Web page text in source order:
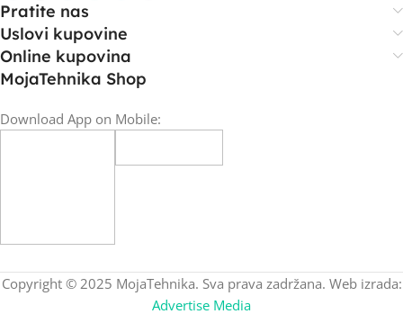
Pratite nas
Uslovi kupovine
Online kupovina
MojaTehnika Shop
Download App on Mobile:
Copyright © 2025 MojaTehnika. Sva prava zadržana. Web izrada:
Advertise Media